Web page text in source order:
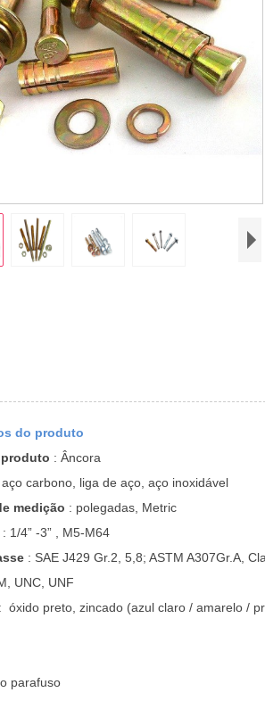
do produto
: Âncora
aço carbono, liga de aço, aço inoxidável
medição : polegadas, Metric
: 1/4” -3” , M5-M64
: SAE J429 Gr.2, 5,8; ASTM A307Gr.A,
UNC, UNF
óxido preto, zincado (azul claro / amarelo /
parafuso